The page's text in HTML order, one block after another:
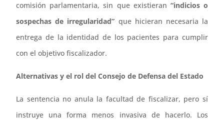
comisión parlamentaria, sin que existieran “indicios o
sospechas de irregularidad” que hicieran necesaria la
entrega de la identidad de los pacientes para cumplir
con el objetivo fiscalizador.
Alternativas y el rol del Consejo de Defensa del Estado
La sentencia no anula la facultad de fiscalizar, pero sí
instruye una forma menos invasiva de hacerlo. Los